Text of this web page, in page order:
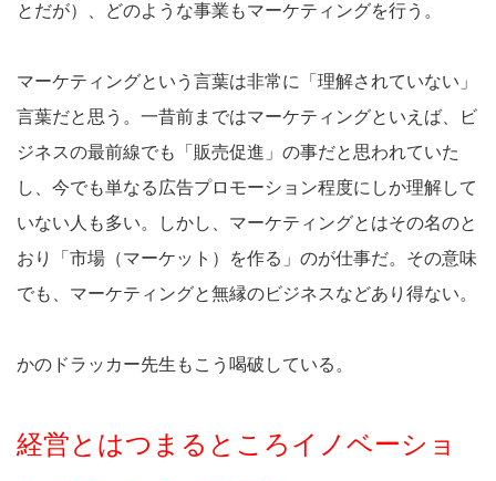
とだが）、どのような事業もマーケティングを行う。
マーケティングという言葉は非常に「理解されていない」
言葉だと思う。一昔前まではマーケティングといえば、ビ
ジネスの最前線でも「販売促進」の事だと思われていた
し、今でも単なる広告プロモーション程度にしか理解して
いない人も多い。しかし、マーケティングとはその名のと
おり「市場（マーケット）を作る」のが仕事だ。その意味
でも、マーケティングと無縁のビジネスなどあり得ない。
かのドラッカー先生もこう喝破している。
経営とはつまるところイノベーショ